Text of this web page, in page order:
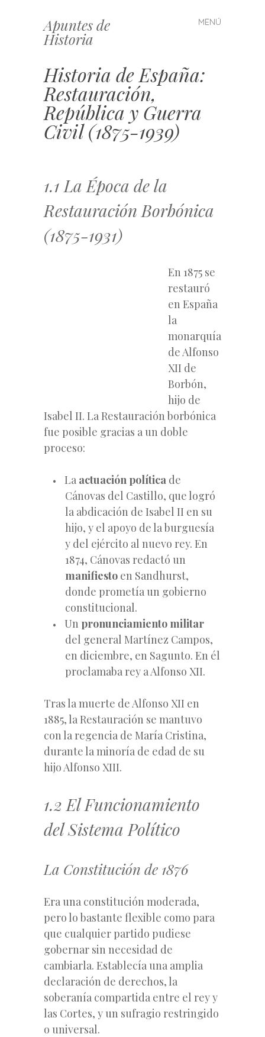
Apuntes de
Historia
MENÚ
Saltar
al
Historia de España:
Restauración,
República y Guerra
Civil (1875-1939)
1.1 La Época de la
Restauración Borbónica
(1875-1931)
En 1875 se
restauró
en España
la
monarquía
de Alfonso
XII de
Borbón,
hijo de
Isabel II. La Restauración borbónica
fue posible gracias a un doble
proceso:
La actuación política de
Cánovas del Castillo, que logró
la abdicación de Isabel II en su
hijo, y el apoyo de la burguesía
y del ejército al nuevo rey. En
1874, Cánovas redactó un
manifiesto en Sandhurst,
donde prometía un gobierno
constitucional.
Un pronunciamiento militar
del general Martínez Campos,
en diciembre, en Sagunto. En él
proclamaba rey a Alfonso XII.
Tras la muerte de Alfonso XII en
1885, la Restauración se mantuvo
con la regencia de María Cristina,
durante la minoría de edad de su
hijo Alfonso XIII.
1.2 El Funcionamiento
del Sistema Político
La Constitución de 1876
Era una constitución moderada,
pero lo bastante flexible como para
que cualquier partido pudiese
gobernar sin necesidad de
cambiarla. Establecía una amplia
declaración de derechos, la
soberanía compartida entre el rey y
las Cortes, y un sufragio restringido
o universal.